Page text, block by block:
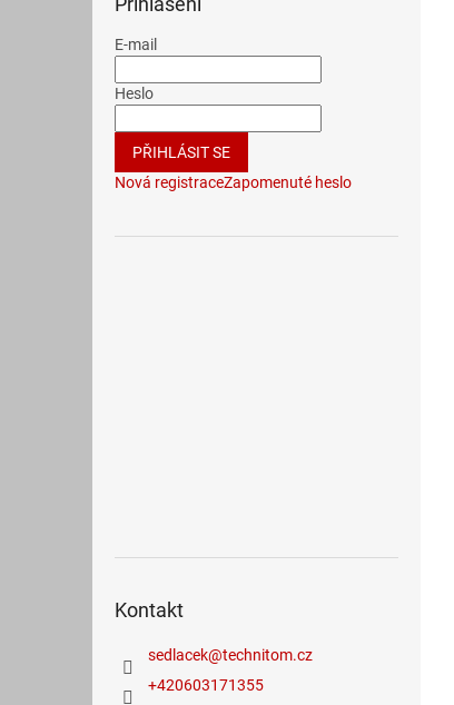
E-mail
Heslo
PŘIHLÁSIT SE
Nová registraceZapomenuté heslo
Kontakt
sedlacek@technitom.cz
+420603171355